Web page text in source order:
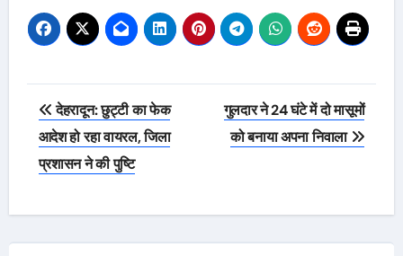
Post
navigation
देहरादून: छुट्टी का फेक
आदेश हो रहा वायरल, जिला
प्रशासन ने की पुष्टि
गुलदार ने 24 घंटे में दो मासूमों
को बनाया अपना निवाला